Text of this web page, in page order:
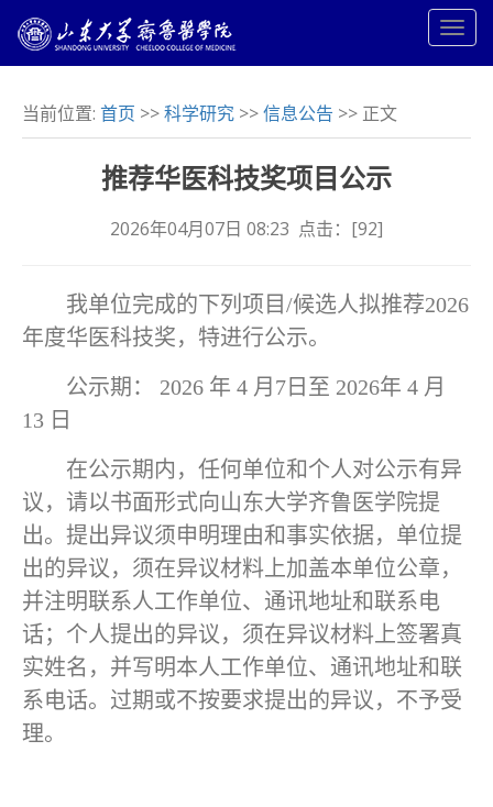
当前位置: 首页 >>科学研究 >>信息公告 >> 正文
推荐华医科技奖项目公示
2026年04月07日 08:23 点击：[92]
我单位完成的下列项目/候选人拟推荐2026
年度华医科技奖，特进行公示。
公示期： 2026 年 4 月 7 日至 2026年 4 月
13 日
在公示期内，任何单位和个人对公示有异
议，请以书面形式向山东大学齐鲁医学院提
出。提出异议须申明理由和事实依据，单位提
出的异议，须在异议材料上加盖本单位公章，
并注明联系人工作单位、通讯地址和联系电
话；个人提出的异议，须在异议材料上签署真
实姓名，并写明本人工作单位、通讯地址和联
系电话。过期或不按要求提出的异议，不予受
理。